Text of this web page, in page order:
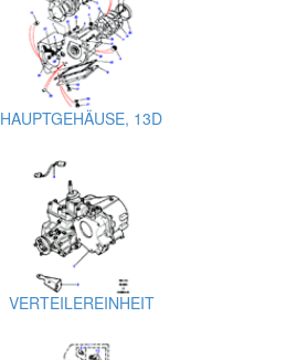
HAUPTGEHÄUSE, 13D
VERTEILEREINHEIT